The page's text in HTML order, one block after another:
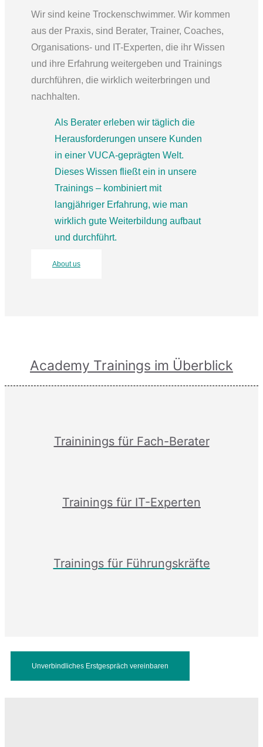
Wir sind keine Trockenschwimmer. Wir kommen
aus der Praxis, sind Berater, Trainer, Coaches,
Organisations- und IT-Experten, die ihr Wissen
und ihre Erfahrung weitergeben und Trainings
durchführen, die wirklich weiterbringen und
nachhalten.
Als Berater erleben wir täglich die
Herausforderungen unsere Kunden
in einer VUCA-geprägten Welt.
Dieses Wissen fließt ein in unsere
Trainings – kombiniert mit
langjähriger Erfahrung, wie man
wirklich gute Weiterbildung aufbaut
und durchführt.
About us
Academy Trainings im Überblick
Traininings für Fach-Berater
Trainings für IT-Experten
Trainings für Führungskräfte
Unverbindliches Erstgespräch vereinbaren